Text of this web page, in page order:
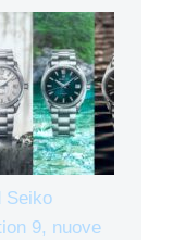
Seiko
9, nuove